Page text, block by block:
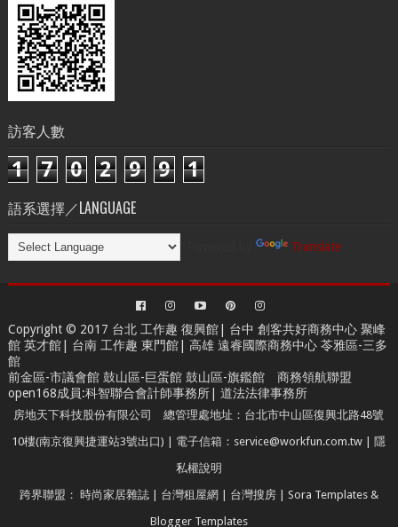
訪客人數
1 7 0 2 9 9 1
語系選擇／LANGUAGE
Translate
Copyright © 2017 台北 工作趣 復興館| 台中 創客共好商務中心聚峰
館 英才館| 台南 工作趣 東門館| 高雄 遠睿國際商務中心苓雅區-三多
館
前金區-市議會館 鼓山區-巨蛋館 鼓山區-旗鑑館 商務領航聯盟
open168成員:科智聯合會計師事務所| 道法法律事務所
房地天下科技股份有限公司 總管理處地址：台北市中山區復興北路48號
10樓(南京復興捷運站3號出口) | 電子信箱：service@workfun.com.tw | 隱
私權說明
跨界聯盟： 時尚家居雜誌| 台灣租屋網 台灣搜房| Sora Templates&
Blogger Templates